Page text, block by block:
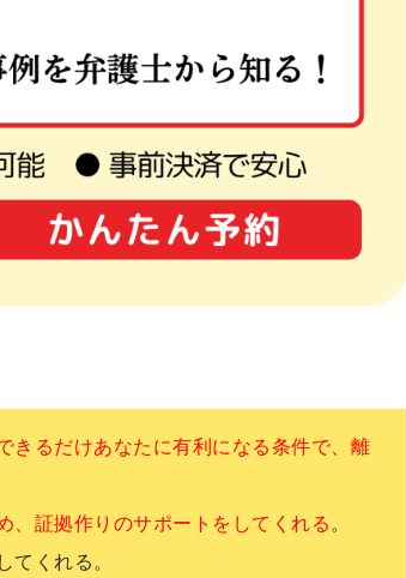
きるだけあなたに有利になる条件で、離
、証拠作りのサポートをしてくれる 。
てくれる。